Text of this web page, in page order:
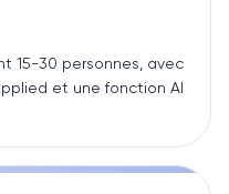
15-30 personnes, avec
et une fonction AI